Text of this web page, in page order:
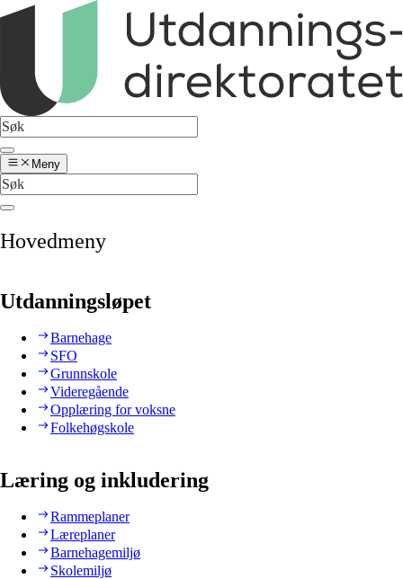
Meny
Hovedmeny
Utdanningsløpet
Barnehage
SFO
Grunnskole
Videregående
Opplæring for voksne
Folkehøgskole
Læring og inkludering
Rammeplaner
Læreplaner
Barnehagemiljø
Skolemiljø